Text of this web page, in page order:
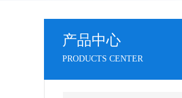
产品中心
PRODUCTS CENTER